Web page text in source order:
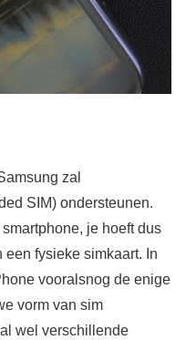
zal
SIM) ondersteunen.
je hoeft dus
fysieke simkaart. In
vooralsnog de enige
vorm van sim
wel verschillende